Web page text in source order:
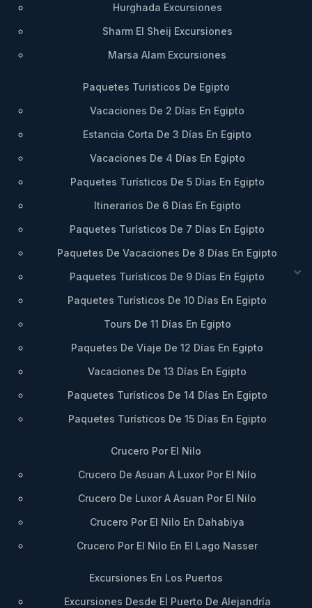
Hurghada Excursiones
Sharm El Sheij Excursiones
Marsa Alam Excursiones
Paquetes Turisticos De Egipto
Vacaciones De 2 Días En Egipto
Estancia Corta De 3 Días En Egipto
Vacaciones De 4 Días En Egipto
Paquetes Turísticos De 5 Días En Egipto
Itinerarios De 6 Días En Egipto
Paquetes Turísticos De 7 Días En Egipto
Paquetes De Vacaciones De 8 Días En Egipto
Paquetes Turísticos De 9 Días En Egipto
Paquetes Turísticos De 10 Días En Egipto
Tours De 11 Días En Egipto
Paquetes De Viaje De 12 Días En Egipto
Vacaciones De 13 Días En Egipto
Paquetes Turísticos De 14 Días En Egipto
Paquetes Turísticos De 15 Días En Egipto
Crucero Por El Nilo
Crucero De Asuan A Luxor Por El Nilo
Crucero De Luxor A Asuan Por El Nilo
Crucero Por El Nilo En Dahabiya
Crucero Por El Nilo En El Lago Nasser
Excursiones En Los Puertos
Excursiones Desde El Puerto De Alejandría